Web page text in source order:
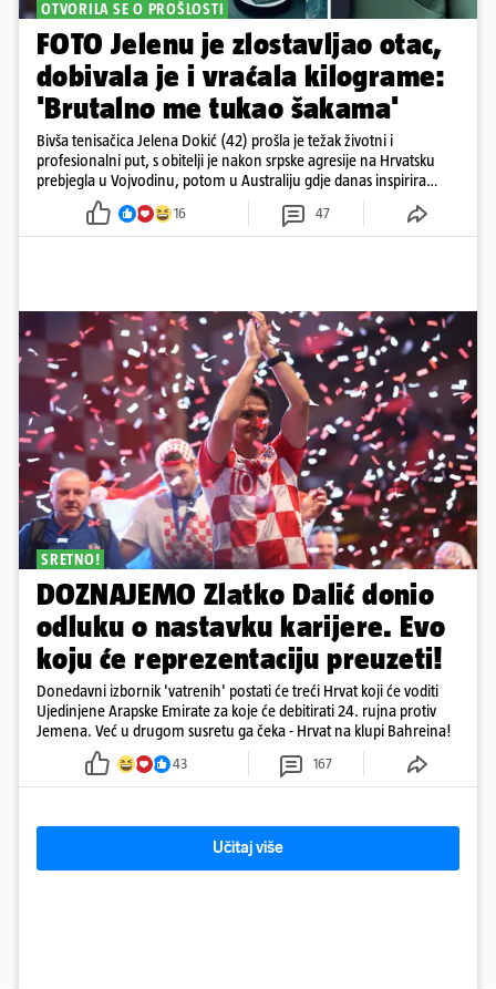
OTVORILA SE O PROŠLOSTI
FOTO Jelenu je zlostavljao otac,
dobivala je i vraćala kilograme:
'Brutalno me tukao šakama'
Bivša tenisačica Jelena Dokić (42) prošla je težak životni i
profesionalni put, s obitelji je nakon srpske agresije na Hrvatsku
prebjegla u Vojvodinu, potom u Australiju gdje danas inspirira
16 47
SRETNO!
DOZNAJEMO Zlatko Dalić donio
odluku o nastavku karijere. Evo
koju će reprezentaciju preuzeti!
Donedavni izbornik 'vatrenih' postati će treći Hrvat koji će voditi
Ujedinjene Arapske Emirate za koje će debitirati 24. rujna protiv
Jemena. Već u drugom susretu ga čeka - Hrvat na klupi Bahreina!
43 167
Učitaj više